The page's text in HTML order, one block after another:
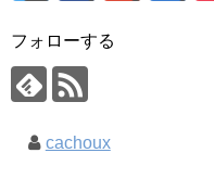
フォローする
cachoux